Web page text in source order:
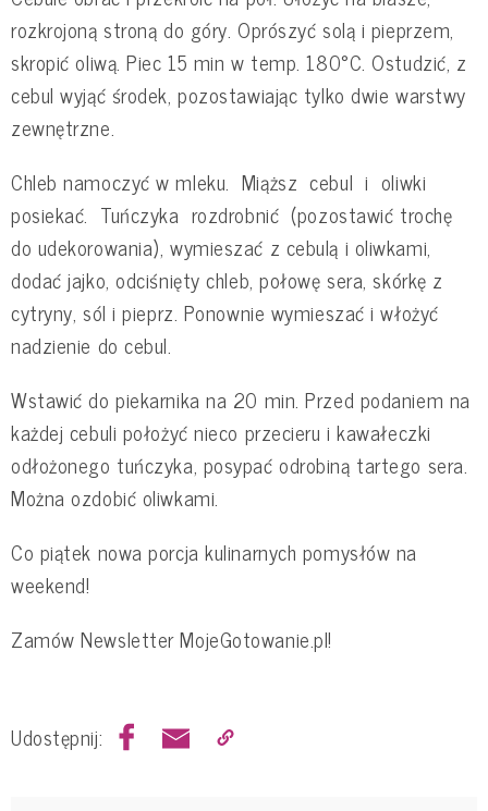
rozkrojoną stroną do góry. Oprószyć solą i pieprzem,
skropić oliwą. Piec 15 min w temp. 180°C. Ostudzić, z
cebul wyjąć środek, pozostawiając tylko dwie warstwy
zewnętrzne.
Chleb namoczyć w mleku. Miąższ cebul i oliwki
posiekać. Tuńczyka rozdrobnić (pozostawić trochę
do udekorowania), wymieszać z cebulą i oliwkami,
dodać jajko, odciśnięty chleb, połowę sera, skórkę z
cytryny, sól i pieprz. Ponownie wymieszać i włożyć
nadzienie do cebul.
Wstawić do piekarnika na 20 min. Przed podaniem na
każdej cebuli położyć nieco przecieru i kawałeczki
odłożonego tuńczyka, posypać odrobiną tartego sera.
Można ozdobić oliwkami.
Co piątek nowa porcja kulinarnych pomysłów na
weekend!
Zamów Newsletter MojeGotowanie.pl!
Udostępnij: